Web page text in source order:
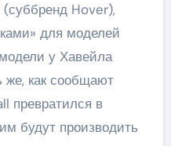
Hover),
для моделей
у Хавейла
же, как сообщают
превратился в
будут производить